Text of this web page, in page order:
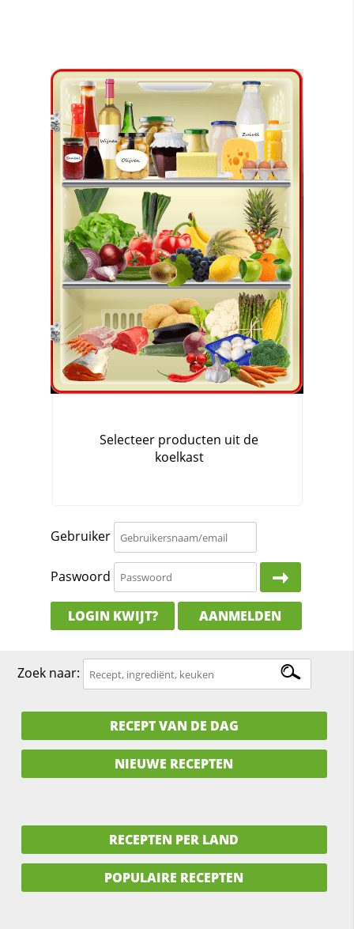
Gebruiker
Paswoord
LOGIN KWIJT? AANMELDEN
Zoek naar:
RECEPT VAN DE DAG
NIEUWE RECEPTEN
RECEPTEN PER LAND
POPULAIRE RECEPTEN